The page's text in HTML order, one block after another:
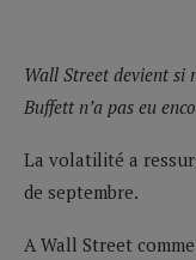
Wall Street devient si
Buffett n’a pas eu
La volatilité a
de septembre.
A Wall Street